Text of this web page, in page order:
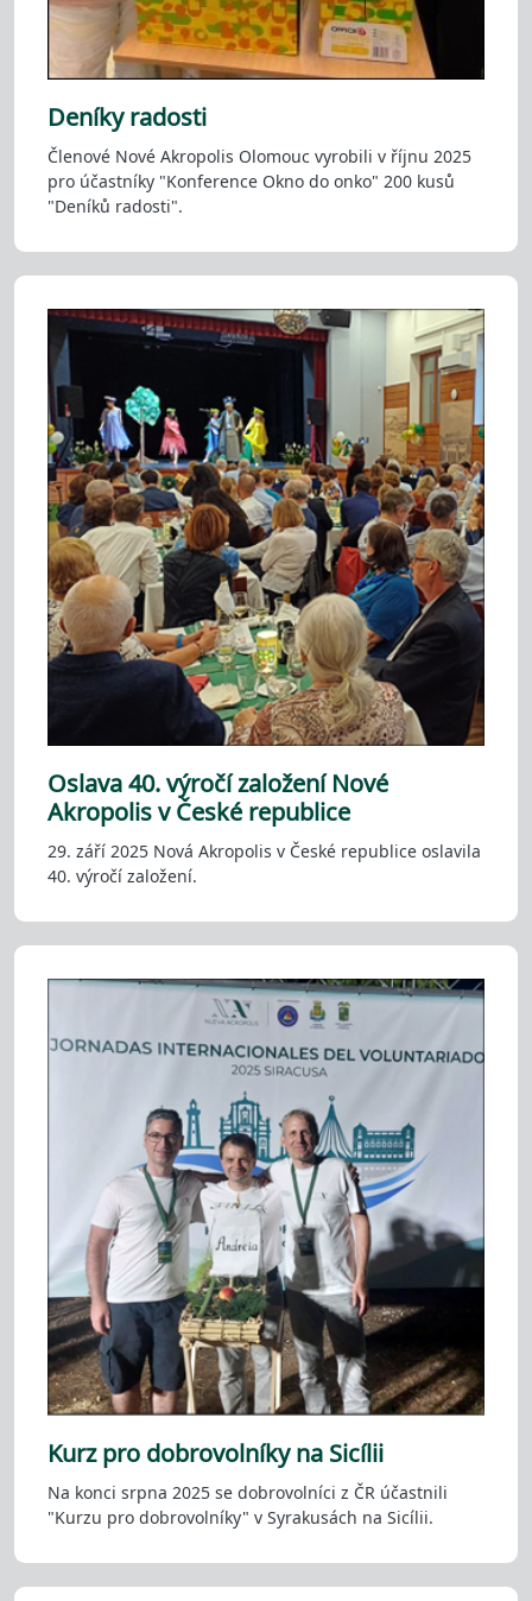
Deníky radosti
Členové Nové Akropolis Olomouc vyrobili v říjnu 2025
pro účastníky "Konference Okno do onko" 200 kusů
"Deníků radosti".
Oslava 40. výročí založení Nové
Akropolis v České republice
29. září 2025 Nová Akropolis v České republice oslavila
40. výročí založení.
Kurz pro dobrovolníky na Sicílii
Na konci srpna 2025 se dobrovolníci z ČR účastnili
"Kurzu pro dobrovolníky" v Syrakusách na Sicílii.